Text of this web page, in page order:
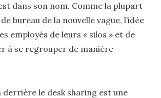
dans son nom. Comme la plupart
bureau de la nouvelle vague, l’idée
employés de leurs « silos » et de
à se regrouper de manière
le desk sharing est une